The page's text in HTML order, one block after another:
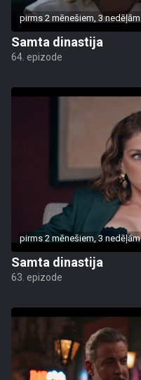
pirms 2 mēnešiem, 3 nedēļām
Samta dinastija
64. epizode
pirms 2 mēnešiem, 3 nedēļām
Samta dinastija
63. epizode